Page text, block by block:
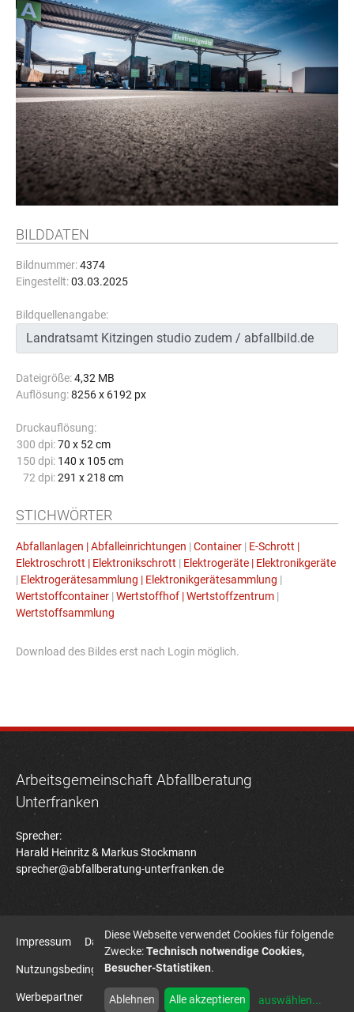
BILDDATEN
Bildnummer:4374
Eingestellt:03.03.2025
Bildquellenangabe:
Dateigröße:4,32 MB
Auflösung:8256 x 6192 px
Druckauflösung:
300 dpi: 70 x 52 cm
150 dpi: 140 x 105 cm
72 dpi: 291 x 218 cm
STICHWÖRTER
Abfallanlagen | Abfalleinrichtungen | Container | E-Schrott |
Elektroschrott | Elektronikschrott | Elektrogeräte | Elektronikgeräte
| Elektrogerätesammlung | Elektronikgerätesammlung |
Wertstoffcontainer | Wertstoffhof | Wertstoffzentrum |
Wertstoffsammlung
Download des Bildes erst nach Login möglich.
Arbeitsgemeinschaft Abfallberatung
Unterfranken
Sprecher:
Harald Heinritz & Markus Stockmann
sprecher@abfallberatung-unterfranken.de
Impressum Datenschutz
Nutzungsbedingungen Bildatenbank Sitemap
Werbepartner HD7B Agentur für Kommunikation
Diese Webseite verwendet Cookies für folgende
Zwecke:Technisch notwendige Cookies,
Besucher-Statistiken.
Ablehnen Alle akzeptieren auswählen...